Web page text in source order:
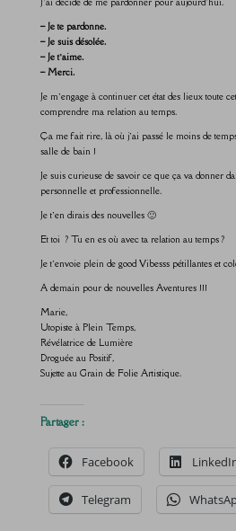
– Je te pardonne.
– Je suis désolée.
– Je t’aime.
– Merci.
Je m’engage à continuer cet état des lieux toute
comprendre ma relation au temps.
Ça me fait rire, là où j’ai passé le moins de
salle de bain !
Je suis curieuse de savoir ce que ça va donner
personnelle et professionnelle.
Je t’en dirais des nouvelles 🙂
Et toi ? Tu en es où avec ta relation au temps ?
Je t’envoie plein de good Vibesss pétillantes et
A demain pour de nouvelles Aventures !!!
Marie,
Utopiste à Plein Temps,
Révélatrice de Lumière
Droguée au Positif,
Sujette au Grain de Folie Artistique.
Partager :
Facebook
Telegram